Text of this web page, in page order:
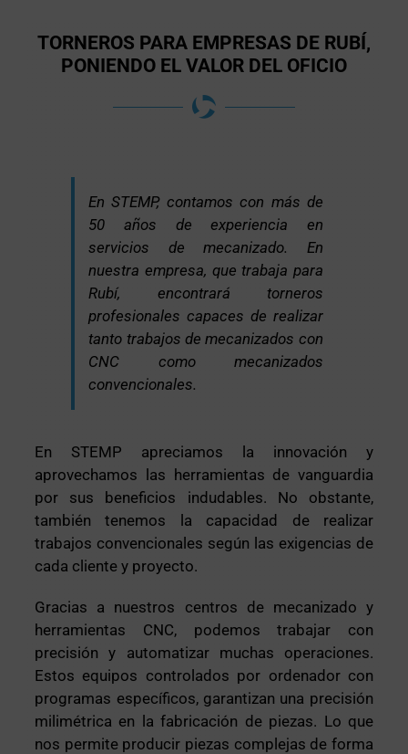
TORNEROS PARA EMPRESAS DE RUBÍ,
PONIENDO EL VALOR DEL OFICIO
En STEMP, contamos con más de
50 años de experiencia en
servicios de mecanizado. En
nuestra empresa, que trabaja para
Rubí, encontrará torneros
profesionales capaces de realizar
tanto trabajos de mecanizados con
CNC como mecanizados
convencionales.
En STEMP apreciamos la innovación y
aprovechamos las herramientas de vanguardia
por sus beneficios indudables. No obstante,
también tenemos la capacidad de realizar
trabajos convencionales según las exigencias de
cada cliente y proyecto.
Gracias a nuestros centros de mecanizado y
herramientas CNC, podemos trabajar con
precisión y automatizar muchas operaciones.
Estos equipos controlados por ordenador con
programas específicos, garantizan una precisión
milimétrica en la fabricación de piezas. Lo que
nos permite producir piezas complejas de forma